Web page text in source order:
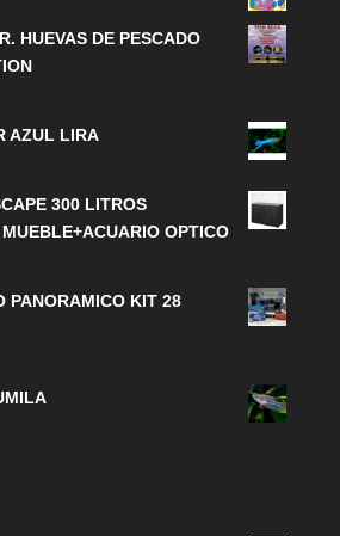
HUEVAS DE PESCADO
AZUL LIRA
300 LITROS
OPTICO
PANORAMICO KIT 28